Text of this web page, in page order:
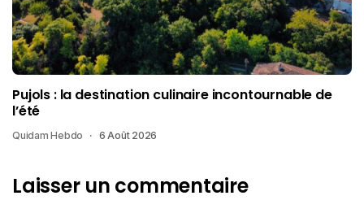
Pujols : la destination culinaire incontournable de
l’été
Quidam Hebdo 6 Août 2026
Laisser un commentaire